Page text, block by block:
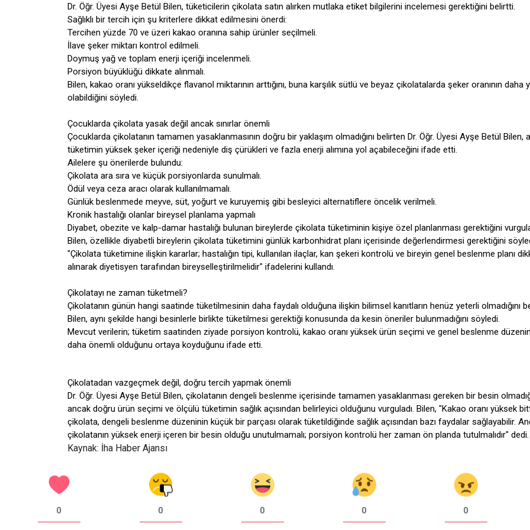
Dr. Öğr. Üyesi Ayşe Betül Bilen, tüketicilerin çikolata satın alırken mutlaka etiket bilgilerini incelemesi gerektiğini belirtti.
Sağlıklı bir tercih için şu kriterlere dikkat edilmesini önerdi:
Tercihen yüzde 70 ve üzeri kakao oranına sahip ürünler seçilmeli.
İlave şeker miktarı kontrol edilmeli.
Doymuş yağ ve toplam enerji içeriği incelenmeli.
Porsiyon büyüklüğü dikkate alınmalı.
Bilen, kakao oranı yükseldikçe flavanol miktarının arttığını, buna karşılık sütlü ve beyaz çikolatalarda şeker oranının daha
olabildiğini söyledi.
Çocuklarda çikolata yasak değil ancak sınırlar önemli
Çocuklarda çikolatanın tamamen yasaklanmasının doğru bir yaklaşım olmadığını belirten Dr. Öğr. Üyesi Ayşe Betül Bilen,
tüketimin yüksek şeker içeriği nedeniyle diş çürükleri ve fazla enerji alımına yol açabileceğini ifade etti.
Ailelere şu önerilerde bulundu:
Çikolata ara sıra ve küçük porsiyonlarda sunulmalı.
Ödül veya ceza aracı olarak kullanılmamalı.
Günlük beslenmede meyve, süt, yoğurt ve kuruyemiş gibi besleyici alternatiflere öncelik verilmeli.
Kronik hastalığı olanlar bireysel planlama yapmalı
Diyabet, obezite ve kalp-damar hastalığı bulunan bireylerde çikolata tüketiminin kişiye özel planlanması gerektiğini
Bilen, özellikle diyabetli bireylerin çikolata tüketimini günlük karbonhidrat planı içerisinde değerlendirmesi gerektiğini
"Çikolata tüketimine ilişkin kararlar; hastalığın tipi, kullanılan ilaçlar, kan şekeri kontrolü ve bireyin genel beslenme planı
alınarak diyetisyen tarafından bireyselleştirilmelidir" ifadelerini kullandı.
Çikolatayı ne zaman tüketmeli?
Çikolatanın günün hangi saatinde tüketilmesinin daha faydalı olduğuna ilişkin bilimsel kanıtların henüz yeterli olmadığını
Bilen, aynı şekilde hangi besinlerle birlikte tüketilmesi gerektiği konusunda da kesin öneriler bulunmadığını söyledi.
Mevcut verilerin; tüketim saatinden ziyade porsiyon kontrolü, kakao oranı yüksek ürün seçimi ve genel beslenme
daha önemli olduğunu ortaya koyduğunu ifade etti.
Çikolatadan vazgeçmek değil, doğru tercih yapmak önemli
Dr. Öğr. Üyesi Ayşe Betül Bilen, çikolatanın dengeli beslenme içerisinde tamamen yasaklanması gereken bir besin
ancak doğru ürün seçimi ve ölçülü tüketimin sağlık açısından belirleyici olduğunu vurguladı. Bilen, "Kakao oranı yüksek
çikolata, dengeli beslenme düzeninin küçük bir parçası olarak tüketildiğinde sağlık açısından bazı faydalar sağlayabilir.
çikolatanın yüksek enerji içeren bir besin olduğu unutulmamalı; porsiyon kontrolü her zaman ön planda tutulmalıdır" dedi.
Kaynak: İha Haber Ajansı
0 0 0 0 0